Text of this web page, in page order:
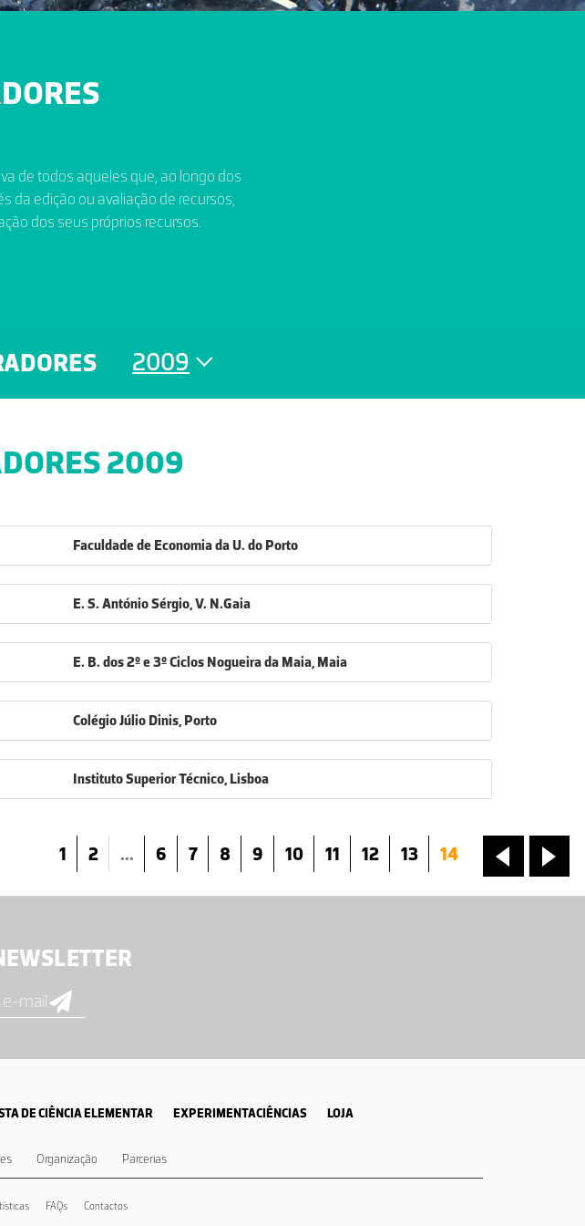
de todos aqueles que, ao longo dos
da edição ou avaliação de recursos,
dos seus próprios recursos.
2009
2009
Faculdade de Economia da U. do Porto
E. S. António Sérgio, V. N.Gaia
E. B. dos 2º e 3º Ciclos Nogueira da Maia, Maia
Colégio Júlio Dinis, Porto
Instituto Superior Técnico, Lisboa
«
1 2 ... 6 7 8 9 10 11 12 13 14 »
DE CIÊNCIA ELEMENTAR EXPERIMENTACIÊNCIAS LOJA
Organização Parcerias
FAQs Contactos